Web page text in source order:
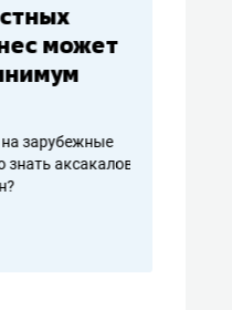
может
зарубежные
аксакалов и